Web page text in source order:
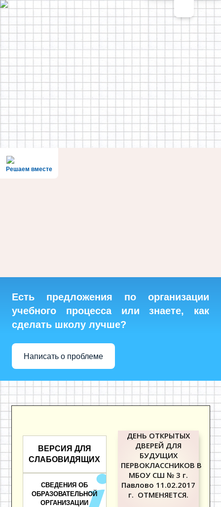
Решаем вместе
Есть предложения по организации
учебного процесса или знаете, как
сделать школу лучше?
Написать о проблеме
ВЕРСИЯ ДЛЯ
СЛАБОВИДЯЩИХ
СВЕДЕНИЯ ОБ
ОБРАЗОВАТЕЛЬНОЙ
ОРГАНИЗАЦИИ
ДЕНЬ ОТКРЫТЫХ
ДВЕРЕЙ ДЛЯ
БУДУЩИХ
ПЕРВОКЛАССНИКОВ В
МБОУ СШ № 3 г.
Павлово 11.02.2017
г. ОТМЕНЯЕТСЯ.